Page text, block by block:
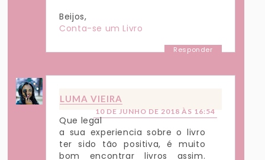
Beijos,
Conta-se um Livro
Responder
LUMA VIEIRA
10 DE JUNHO DE 2018 ÀS 16:54
Que legal
a sua experiencia sobre o livro
ter sido tão positiva, é muito
bom encontrar livros assim.